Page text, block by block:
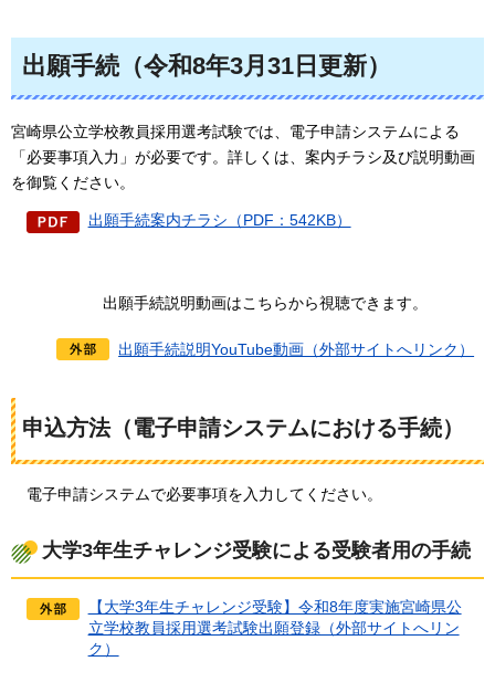
出願手続（令和8年3月31日更新）
宮崎県公立学校教員採用選考試験では、電子申請システムによる
「必要事項入力」が必要です。詳しくは、案内チラシ及び説明動画
を御覧ください。
出願手続案内チラシ（PDF：542KB）
出願手続説明動画はこちらから視聴できます。
出願手続説明YouTube動画（外部サイトへリンク）
申込方法（電子申請システムにおける手続）
電子申請システムで必要事項を入力してください。
大学3年生チャレンジ受験による受験者用の手続
【大学3年生チャレンジ受験】令和8年度実施宮崎県公
立学校教員採用選考試験出願登録（外部サイトへリン
ク）